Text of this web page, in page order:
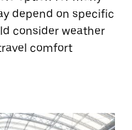
depend on specific
consider weather
comfort